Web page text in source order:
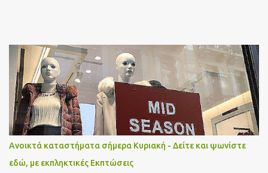
Ανοικτά καταστήματα σήμερα Κυριακή - Δείτε και ψωνίστε
εδώ, με εκπληκτικές Εκπτώσεις